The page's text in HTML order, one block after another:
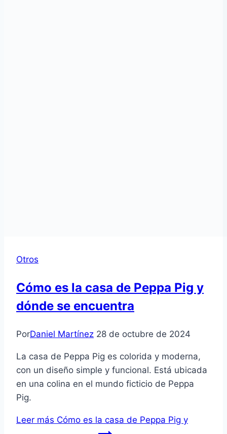
Otros
Cómo es la casa de Peppa Pig y
dónde se encuentra
PorDaniel Martínez 28 de octubre de 2024
La casa de Peppa Pig es colorida y moderna,
con un diseño simple y funcional. Está ubicada
en una colina en el mundo ficticio de Peppa
Pig.
Leer más Cómo es la casa de Peppa Pig y